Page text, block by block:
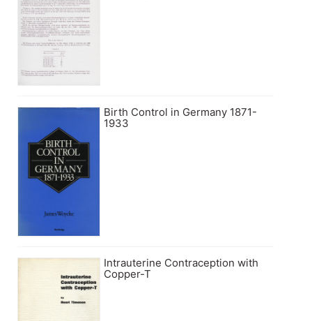
Birth Control in Germany 1871-
1933
Intrauterine Contraception with
Copper-T